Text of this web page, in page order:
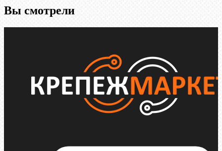
Вы смотрели